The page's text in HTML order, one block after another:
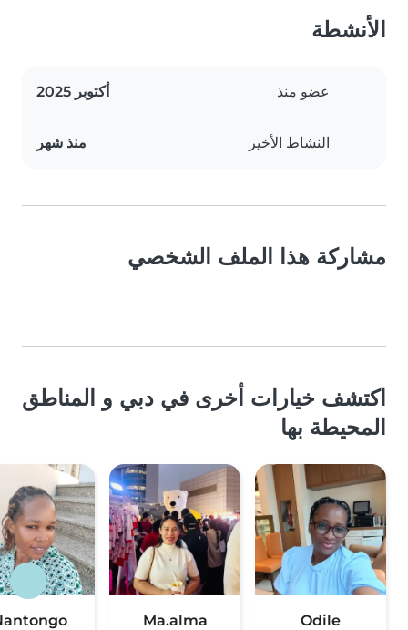
الأنشطة
عضو منذ أكتوبر 2025
النشاط الأخير منذ شهر
مشاركة هذا الملف الشخصي
اكتشف خيارات أخرى في دبي و المناطق
المحيطة بها
Odile
Ma.alma